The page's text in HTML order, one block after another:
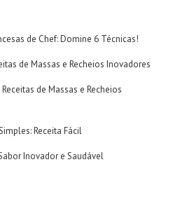
de Chef: Domine 6 Técnicas!
de Massas e Recheios Inovadores
de Massas e Recheios
Receita Fácil
Inovador e Saudável